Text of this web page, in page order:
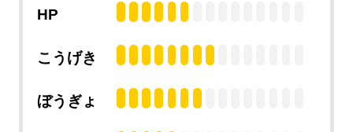
HP
こうげき
ぼうぎょ